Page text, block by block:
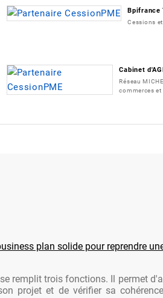
Bpifrance
Cessions
Cabinet
Réseau
commerces
plan solide pour reprendre
remplit trois fonctions. Il permet
projet et de vérifier sa